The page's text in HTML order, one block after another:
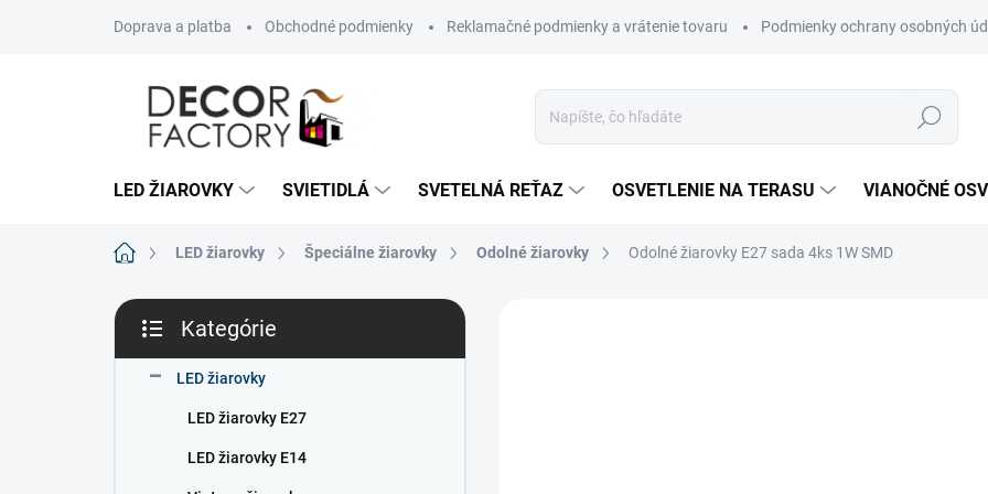
Doprava a platba Obchodné podmienky Reklamačné podmienky a vrátenie tovaru Podmienky ochrany osobných
Hľadať
LED ŽIAROVKY SVIETIDLÁ SVETELNÁ REŤAZ OSVETLENIE NA TERASU VIANOČNÉ
DomovLED žiarovky Špeciálne žiarovky Odolné žiarovky Odolné žiarovky E27 sada 4ks 1W SMD
B
č
kategórie
Kategórie
LED žiarovky
LED žiarovky E27
LED žiarovky E14